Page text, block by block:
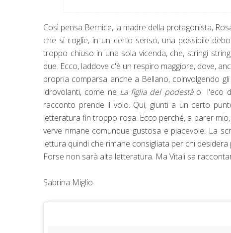
Così pensa Bernice, la madre della protagonista,
che si coglie, in un certo senso, una possibile
troppo chiuso in una sola vicenda, che, stringi
due. Ecco, laddove c'è un respiro maggiore, dove,
propria comparsa anche a Bellano, coinvolgendo
idrovolanti, come ne La figlia del podestào l'eco
racconto prende il volo. Qui, giunti a un certo
letteratura fin troppo rosa. Ecco perché, a parer
verve rimane comunque gustosa e piacevole. La
lettura quindi che rimane consigliata per chi
Forse non sarà alta letteratura. Ma Vitali sa
Sabrina Miglio